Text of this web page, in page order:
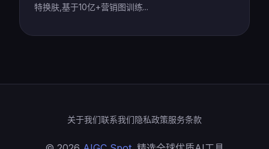
特换肤,基于10亿+营销图训练...
关于我们联系我们隐私政策服务条款